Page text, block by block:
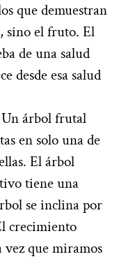
que demuestran
sino el fruto. El
de una salud
desde esa salud
árbol frutal
en solo una de
El árbol
tiene una
se inclina por
crecimiento
que miramos